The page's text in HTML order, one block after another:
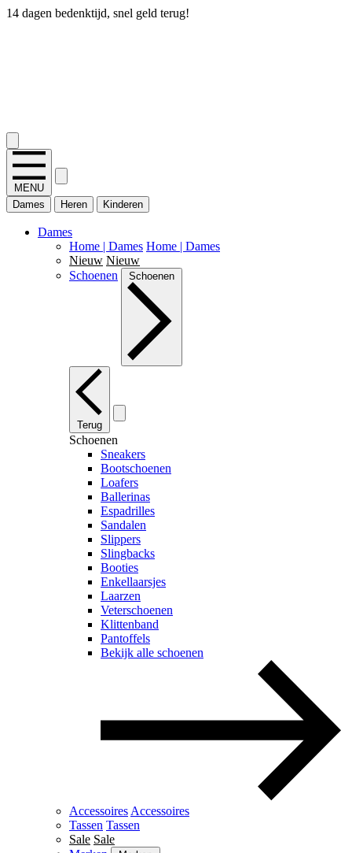
14 dagen bedenktijd, snel geld terug!
MENU
Dames
Heren Kinderen
Dames
Home | Dames Home | Dames
Nieuw Nieuw
Schoenen
Schoenen
Terug
Schoenen
Sneakers
Bootschoenen
Loafers
Ballerinas
Espadrilles
Sandalen
Slippers
Slingbacks
Booties
Enkellaarsjes
Laarzen
Veterschoenen
Klittenband
Pantoffels
Bekijk alle schoenen
Accessoires Accessoires
Tassen Tassen
Sale Sale